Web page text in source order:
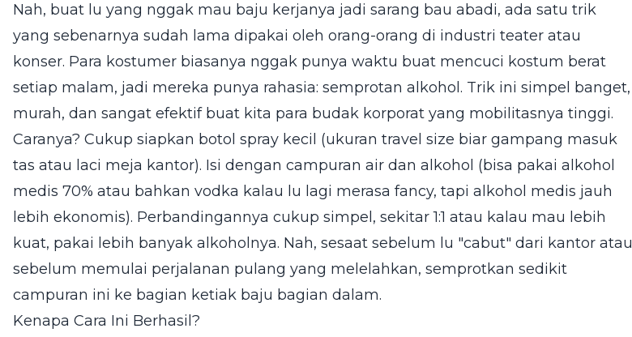
Nah, buat lu yang nggak mau baju kerjanya jadi sarang bau abadi, ada satu trik
yang sebenarnya sudah lama dipakai oleh orang-orang di industri teater atau
konser. Para kostumer biasanya nggak punya waktu buat mencuci kostum berat
setiap malam, jadi mereka punya rahasia: semprotan alkohol. Trik ini simpel banget,
murah, dan sangat efektif buat kita para budak korporat yang mobilitasnya tinggi.
Caranya? Cukup siapkan botol spray kecil (ukuran travel size biar gampang masuk
tas atau laci meja kantor). Isi dengan campuran air dan alkohol (bisa pakai alkohol
medis 70% atau bahkan vodka kalau lu lagi merasa fancy, tapi alkohol medis jauh
lebih ekonomis). Perbandingannya cukup simpel, sekitar 1:1 atau kalau mau lebih
kuat, pakai lebih banyak alkoholnya. Nah, sesaat sebelum lu "cabut" dari kantor atau
sebelum memulai perjalanan pulang yang melelahkan, semprotkan sedikit
campuran ini ke bagian ketiak baju bagian dalam.
Kenapa Cara Ini Berhasil?